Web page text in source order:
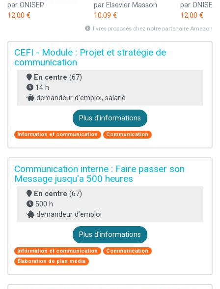
par ONISEP
12,00 €
par Elsevier Masson
10,09 €
par ONISEP
12,00 €
livres proposés chez notre partenaire Amazon
CEFI - Module : Projet et stratégie de
communication
En centre (67)
14 h
demandeur d’emploi, salarié
Plus d'informations
Information et communication Communication
Communication interne : Faire passer son
Message jusqu'a 500 heures
En centre (67)
500 h
demandeur d’emploi
Plus d'informations
Information et communication
Communication
Élaboration de plan média